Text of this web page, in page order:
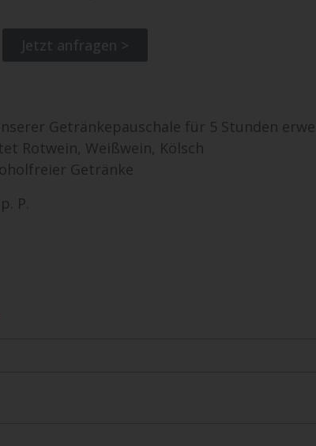
Jetzt anfragen >
Getränkepauschale für 5 Stunden
Rotwein, Weißwein, Kölsch
Getränke
P.